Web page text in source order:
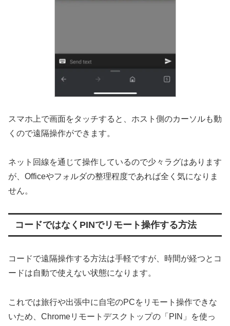
スマホ上で画面をタッチすると、ホスト側のカーソルも動
くので遠隔操作ができます。
ネット回線を通じて操作しているので少々ラグはあります
が、Officeやフォルダの整理程度であれば全く気になりま
せん。
コードではなくPINでリモート操作する方法
コードで遠隔操作する方法は手軽ですが、時間が経つとコ
ードは自動で使えない状態になります。
これでは旅行や出張中に自宅のPCをリモート操作できな
いため、Chromeリモートデスクトップの「PIN」を使っ